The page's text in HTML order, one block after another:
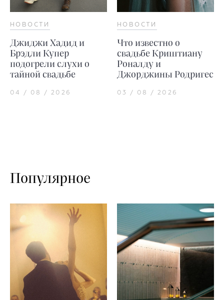
НОВОСТИ
Джиджи Хадид и
Брэдли Купер
подогрели слухи о
тайной свадьбе
04 / 08 / 2026
НОВОСТИ
Что известно о
свадьбе Криштиану
Роналду и
Джорджины Родригес
03 / 08 / 2026
Популярное